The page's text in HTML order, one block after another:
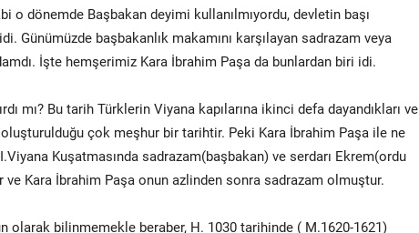
o dönemde Başbakan deyimi kullanılmıyordu, devletin başı
Günümüzde başbakanlık makamını karşılayan sadrazam veya
İşte hemşerimiz Kara İbrahim Paşa da bunlardan biri idi.
mı? Bu tarih Türklerin Viyana kapılarına ikinci defa dayandıkları ve
çok meşhur bir tarihtir. Peki Kara İbrahim Paşa ile ne
Kuşatmasında sadrazam(başbakan) ve serdarı Ekrem(ordu
ve Kara İbrahim Paşa onun azlinden sonra sadrazam olmuştur.
olarak bilinmemekle beraber, H. 1030 tarihinde ( M.1620-1621)